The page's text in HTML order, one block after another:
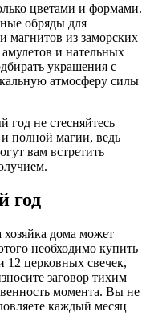
цветами и формами.
обряды для
магнитов из заморских
и нательных
украшения с
атмосферу силы
год не стесняйтесь
полной магии, ведь
вам встретить
год
дома может
необходимо купить
12 церковных свечек,
заговор тихим
момента. Вы не
каждый месяц